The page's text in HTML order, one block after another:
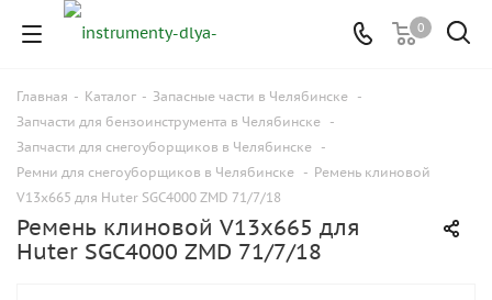
0
Главная - Каталог - Запасные части в Челябинске -
Запчасти для бензоинструмента в Челябинске -
Запчасти для снегоуборщиков в Челябинске -
Ремни для снегоуборщиков в Челябинске - Ремень клиновой
V13x665 для Huter SGC4000 ZMD 71/7/18
Ремень клиновой V13x665 для
Huter SGC4000 ZMD 71/7/18